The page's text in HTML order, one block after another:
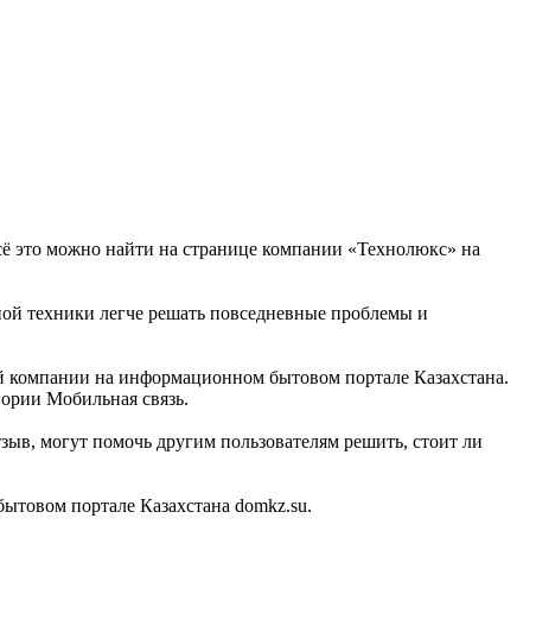
это можно найти на странице компании «Технолюкс» на
техники легче решать повседневные проблемы и
компании на информационном бытовом портале Казахстана.
Мобильная связь.
могут помочь другим пользователям решить, стоит ли
портале Казахстана domkz.su.